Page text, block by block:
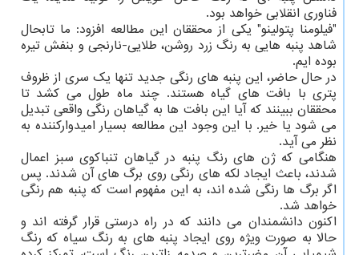
فناوری انقلابی خواهد بود.
"فیلومنا پتولینو" یکی از محققان این مطالعه افزود: ما تابحال
شاهد پنبه هایی به رنگ زرد روشن، طلایی-نارنجی و بنفش تیره
بوده ایم.
در حال حاضر، این پنبه های رنگی جدید تنها یک سری از ظروف
پتری با بافت های گیاه هستند. چند ماه طول می کشد تا
محققان ببینند که آیا این بافت ها به گیاهان رنگی واقعی تبدیل
می شود یا خیر. با این وجود این مطالعه بسیار امیدوارکننده به
نظر می آید.
هنگامی که ژن های رنگ پنبه در گیاهان تنباکوی سبز اعمال
شدند، باعث ایجاد لکه های رنگی روی برگ های آن شدند. پس
اگر برگ ها رنگی شده اند، به این مفهوم است که پنبه هم رنگی
خواهد شد.
اکنون دانشمندان می دانند که در راه درستی قرار گرفته اند و
حالا به صورت ویژه روی ایجاد پنبه های به رنگ سیاه که رنگ